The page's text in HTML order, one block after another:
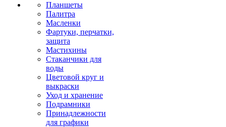
Планшеты
Палитра
Масленки
Фартуки, перчатки,
защита
Мастихины
Стаканчики для
воды
Цветовой круг и
выкраски
Уход и хранение
Подрамники
Принадлежности
для графики